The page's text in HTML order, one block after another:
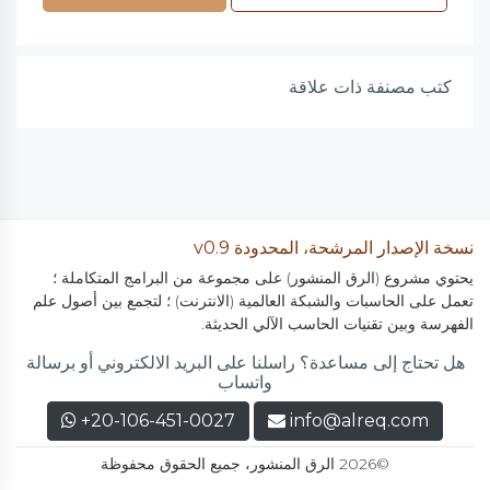
كتب مصنفة ذات علاقة
نسخة الإصدار المرشحة، المحدودة v0.9
يحتوي مشروع (الرق المنشور) على مجموعة من البرامج المتكاملة ؛
تعمل على الحاسبات والشبكة العالمية (الانترنت) ؛ لتجمع بين أصول علم
الفهرسة وبين تقنيات الحاسب الآلي الحديثة.
هل تحتاج إلى مساعدة؟ راسلنا على البريد الالكتروني أو برسالة
واتساب
info@alreq.com
+20-106-451-0027
©2026 الرق المنشور، جميع الحقوق محفوظة